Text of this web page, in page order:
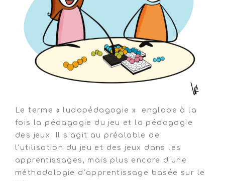
Le terme « ludopédagogie » englobe à la
fois la pédagogie du jeu et la pédagogie
des jeux. Il s’agit au préalable de
l’utilisation du jeu et des jeux dans les
apprentissages, mais plus encore d’une
méthodologie d’apprentissage basée sur le